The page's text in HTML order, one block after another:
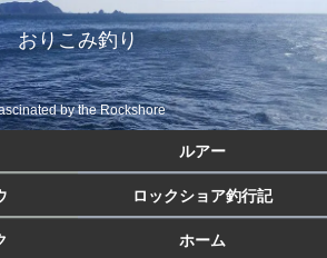
おりこみ釣り
by the Rockshore
ルアー
ロックショア釣行記
ホーム